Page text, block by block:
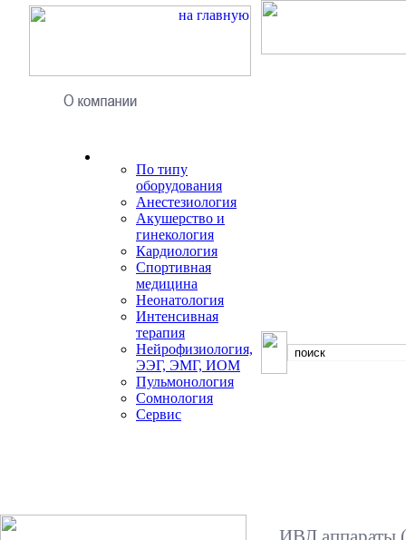
По типу
оборудования
Анестезиология
Акушерство и
гинекология
Кардиология
Спортивная
медицина
Неонатология
Интенсивная
терапия
Нейрофизиология,
ЭЭГ, ЭМГ, ИOM
Пульмонология
Сомнология
Сервис